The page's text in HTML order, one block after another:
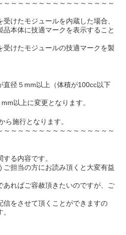
～～～～～～～～～～～～～～～～
けたモジュールを内蔵した場合、
本体に技適マークを表示すること
受けたモジュールの技適マークを製
直径５mm以上（体積が100cc以下
以上に変更となります。
ら施行となります。
～～～～～～～～～～～～～～～～
関する内容です。
ご担当の方にお読み頂くと大変有益
あればご容赦頂きたいのですが、ご
信をさせて頂くことができますの